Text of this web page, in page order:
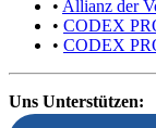
• Allianz der
• CODEX
• CODEX
Uns Unterstützen: